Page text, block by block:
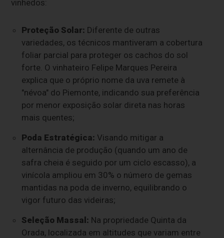
vinhedos:
Proteção Solar: Diferente de outras
variedades, os técnicos mantiveram a cobertura
foliar parcial para proteger os cachos do sol
forte. O vinhateiro Felipe Marques Pereira
explica que o próprio nome da uva remete à
"névoa" do Piemonte, indicando sua preferência
por menor exposição solar direta nas horas
mais quentes;
Poda Estratégica: Visando mitigar a
alternância de produção (quando um ano de
safra cheia é seguido por um ciclo escasso), a
vinícola ampliou em 30% o número de gemas
mantidas na poda de inverno, equilibrando o
vigor futuro das videiras;
Seleção Massal: Na propriedade Quinta da
Orada, localizada em altitudes que variam entre